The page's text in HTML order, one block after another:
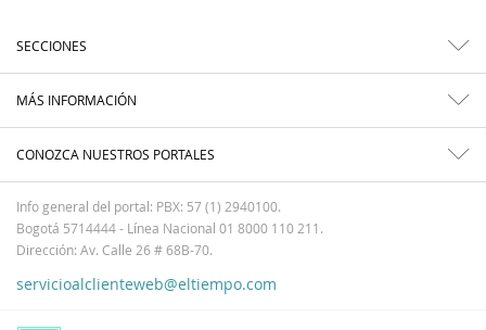
SECCIONES
MÁS INFORMACIÓN
CONOZCA NUESTROS PORTALES
Info general del portal: PBX: 57 (1) 2940100.
Bogotá 5714444 - Línea Nacional 01 8000 110 211.
Dirección: Av. Calle 26 # 68B-70.
servicioalclienteweb@eltiempo.com